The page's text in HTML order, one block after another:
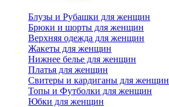
Блузы и Рубашки для женщин
Брюки и шорты для женщин
Верхняя одежда для женщин
Жакеты для женщин
Нижнее белье для женщин
Платья для женщин
Свитеры и кардиганы для женщин
Топы и Футболки для женщин
Юбки для женщин